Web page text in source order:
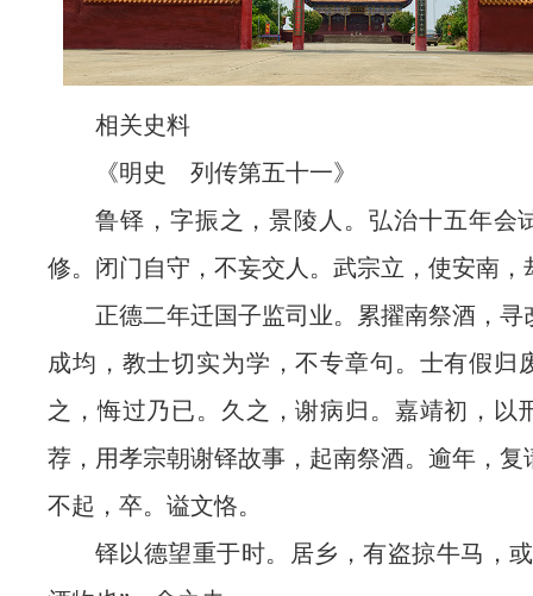
相关史料
《明史 列传第五十一》
鲁铎，字振之，景陵人。弘治十五年会
修。闭门自守，不妄交人。武宗立，使安南，
正德二年迁国子监司业。累擢南祭酒，寻
成均，教士切实为学，不专章句。士有假归
之，悔过乃已。久之，谢病归。嘉靖初，以
荐，用孝宗朝谢铎故事，起南祭酒。逾年，复
不起，卒。谥文恪。
铎以德望重于时。居乡，有盗掠牛马，